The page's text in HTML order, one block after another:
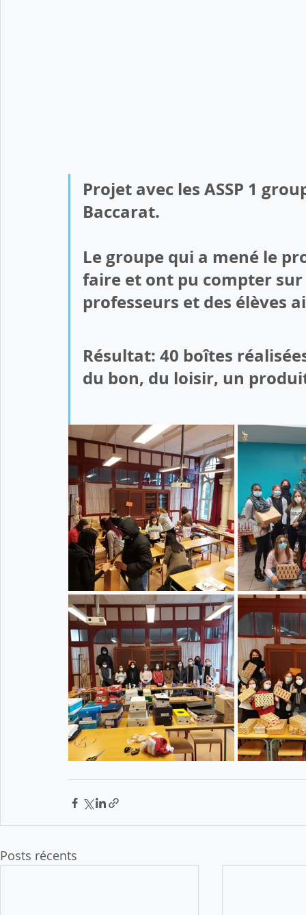
Projet avec les ASSP 1
Baccarat.
Le groupe qui a mené le
faire et ont pu compter
professeurs et des élèves
Résultat: 40 boîtes
du bon, du loisir, un
Posts récents